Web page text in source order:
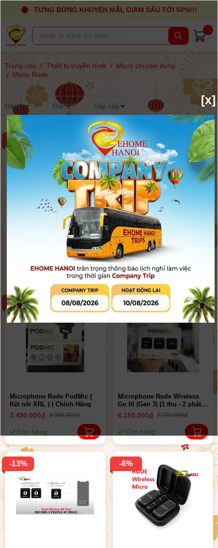
TƯNG BỪNG KHUYẾN MÃI, GIẢM SÂU TỚI 50%!!!
Trang chủ / Thiết bị truyền hình / Micro chuyên dụng
/ Micro Rode
Hãng Giá Sắp xếp
-7%
Microphones RODE NTG5 |
13.990.000đ
Còn hàng
-9%
Mic không dây RODE
Wireless Micro Camera Kit (
Kết nối Type-C và 3.5mm ) |
Chính Hãng
4.550.000đ 4.990.000đ
Còn hàng
-13%
Microphone Rode PodMic (
Kết nối XRL ) | Chính Hãng
3.490.000đ 3.990.000đ
Còn hàng
-14%
Microphone Rode Wireless
Go III (Gen 3) (1 thu - 2 phát) |
Chính Hãng
6.150.000đ 7.190.000đ
Còn hàng
-13% -6%
[x]